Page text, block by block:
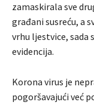
zamaskirala sve
građani susreću, a
vrhu ljestvice,
evidencija.
Korona virus je
pogoršavajući već